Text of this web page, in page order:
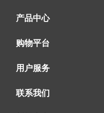
产品中心
购物平台
用户服务
联系我们